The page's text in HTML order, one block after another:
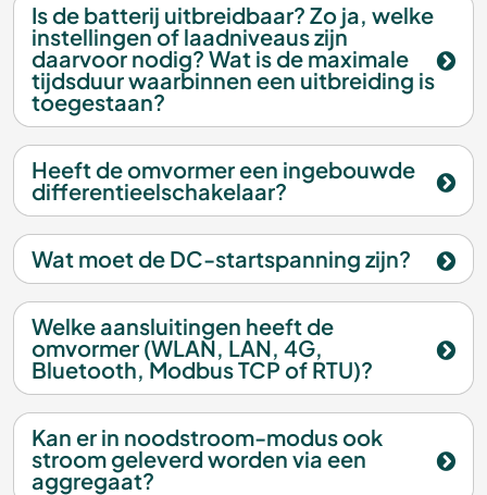
Is de batterij uitbreidbaar? Zo ja, welke
instellingen of laadniveaus zijn
daarvoor nodig? Wat is de maximale
tijdsduur waarbinnen een uitbreiding is
toegestaan?
Heeft de omvormer een ingebouwde
differentieelschakelaar?
Wat moet de DC-startspanning zijn?
Welke aansluitingen heeft de
omvormer (WLAN, LAN, 4G,
Bluetooth, Modbus TCP of RTU)?
Kan er in noodstroom-modus ook
stroom geleverd worden via een
aggregaat?